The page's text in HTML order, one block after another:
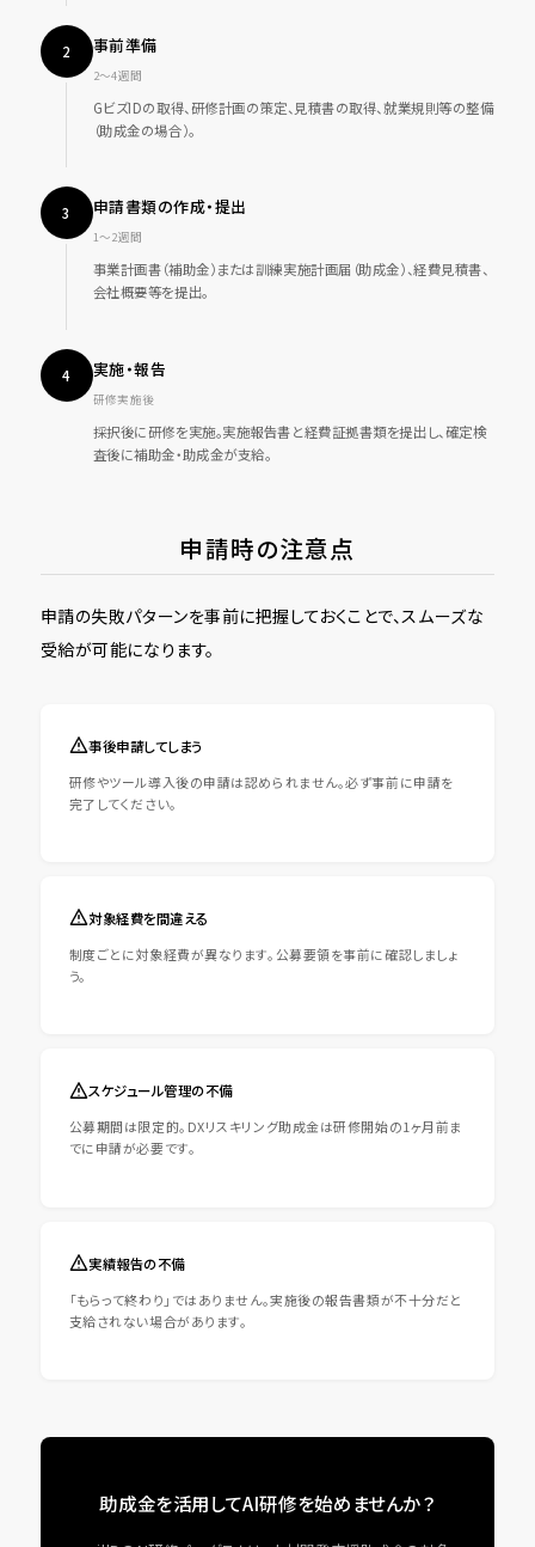
2 事前準備
2〜4週間
GビズIDの取得、研修計画の策定、見積書の取得、就業規則等の整備
（助成金の場合）。
3 申請書類の作成・提出
1〜2週間
事業計画書（補助金）または訓練実施計画届（助成金）、経費見積書、
会社概要等を提出。
4 実施・報告
研修実施後
採択後に研修を実施。実施報告書と経費証拠書類を提出し、確定検
査後に補助金・助成金が支給。
申請時の注意点
申請の失敗パターンを事前に把握しておくことで、スムーズな
受給が可能になります。
事後申請してしまう
研修やツール導入後の申請は認められません。必ず事前に申請を
完了してください。
対象経費を間違える
制度ごとに対象経費が異なります。公募要領を事前に確認しましょ
う。
スケジュール管理の不備
公募期間は限定的。DXリスキリング助成金は研修開始の1ヶ月前ま
でに申請が必要です。
実績報告の不備
「もらって終わり」ではありません。実施後の報告書類が不十分だと
支給されない場合があります。
助成金を活用してAI研修を始めませんか？